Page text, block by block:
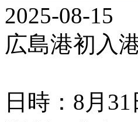
2025-08-15
広島港初入
日時：8月